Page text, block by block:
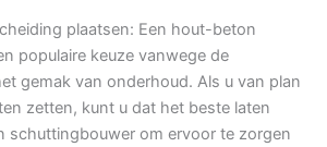
plaatsen: Een hout-beton
populaire keuze vanwege de
gemak van onderhoud. Als u van plan
zetten, kunt u dat het beste laten
schuttingbouwer om ervoor te zorgen